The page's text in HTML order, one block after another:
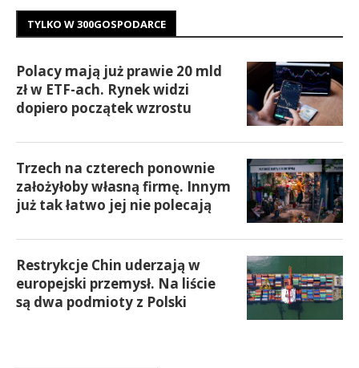
TYLKO W 300GOSPODARCE
Polacy mają już prawie 20 mld
zł w ETF-ach. Rynek widzi
dopiero początek wzrostu
Trzech na czterech ponownie
założyłoby własną firmę. Innym
już tak łatwo jej nie polecają
Restrykcje Chin uderzają w
europejski przemysł. Na liście
są dwa podmioty z Polski